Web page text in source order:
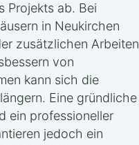
Projekts ab. Bei
in Neukirchen
zusätzlichen Arbeiten
von
kann sich die
Eine gründliche
ein professioneller
jedoch ein